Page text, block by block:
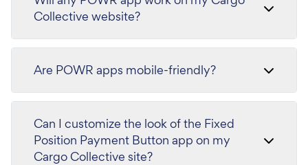
Collective website?
Are POWR apps mobile-friendly?
Can I customize the look of the Fixed
Position Payment Button app on my
Cargo Collective site?